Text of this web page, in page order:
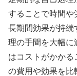
することで時間や
長期間効果が持続
理の手間を大幅に
はコストがかか
の費用や効果を比